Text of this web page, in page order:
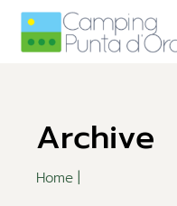
Archive
Home